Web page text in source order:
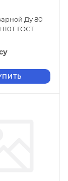
Ду 80
ГОСТ